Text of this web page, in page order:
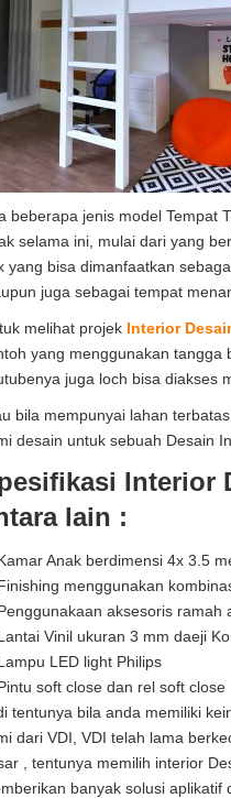
beberapa jenis model Tempat
selama ini, mulai dari yang
yang bisa dimanfaatkan
juga sebagai tempat
melihat projekInterior
yang menggunakan tangga
juga loch bisa diakses
bila mempunyai lahan
desain untuk sebuah Desain
Interior
lain :
Anak berdimensi 4x 3.5
menggunakan
aksesoris
Vinil ukuran 3 mm daeji
LED light Philips
soft close dan rel soft close
tentunya bila anda memiliki
dari VDI, VDI telah lama
, tentunya memilih interior
banyak solusi aplikatif